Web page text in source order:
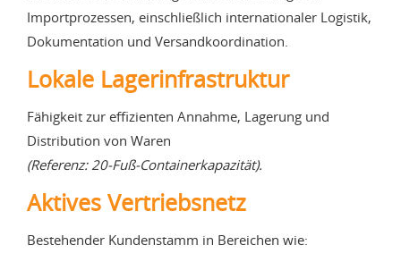
Importprozessen, einschließlich internationaler Logistik,
Dokumentation und Versandkoordination.
Lokale Lagerinfrastruktur
Fähigkeit zur effizienten Annahme, Lagerung und
Distribution von Waren
(Referenz: 20-Fuß-Containerkapazität).
Aktives Vertriebsnetz
Bestehender Kundenstamm in Bereichen wie: